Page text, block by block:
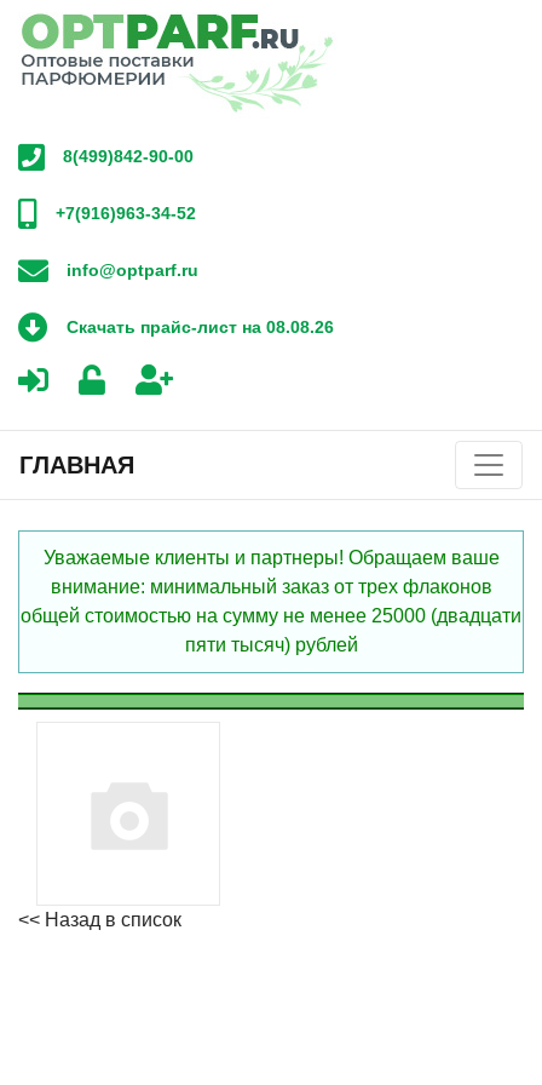
8(499)842-90-00
+7(916)963-34-52
info@optparf.ru
Скачать прайс-лист на 08.08.26
ГЛАВНАЯ
Уважаемые клиенты и партнеры! Обращаем ваше
внимание: минимальный заказ от трех флаконов
общей стоимостью на сумму не менее 25000 (двадцати
пяти тысяч) рублей
<< Назад в список